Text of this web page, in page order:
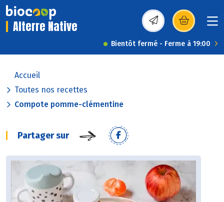
Alterre Native (s’ouvre dans une
Bientôt fermé - Ferme à 19:00
Accueil
Toutes nos recettes
Compote pomme-clémentine
Partager sur